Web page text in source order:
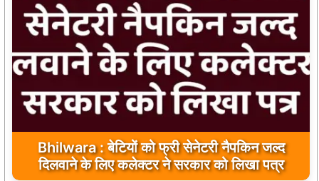
Bhilwara : सभी निर्माण कार्य गुणवत्तापूर्ण हो, क्वालिटी से
कोई समझौता नहीं किया जाए: संजय माथुर